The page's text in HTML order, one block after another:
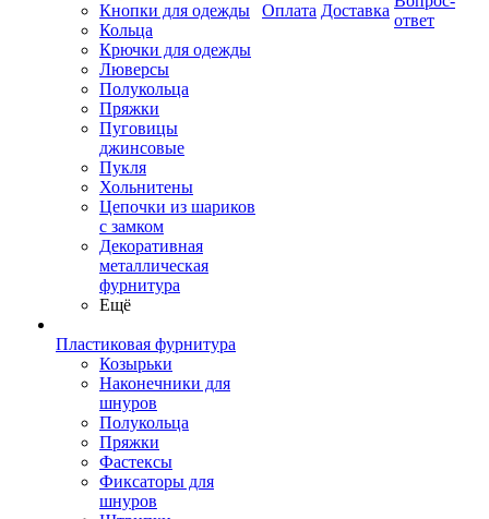
Кнопки для одежды
Кольца
Крючки для одежды
Люверсы
Полукольца
Пряжки
Пуговицы
джинсовые
Пукля
Хольнитены
Цепочки из шариков
с замком
Декоративная
металлическая
фурнитура
Ещё
Пластиковая фурнитура
Козырьки
Наконечники для
шнуров
Полукольца
Пряжки
Фастексы
Фиксаторы для
шнуров
Оплата Доставка
ответ